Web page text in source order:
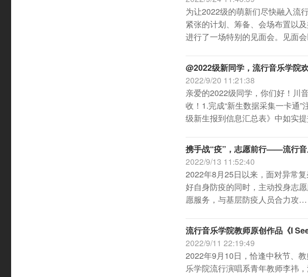
为让2022级的萌新们尽快融入流
紧张的计划、筹备、会场布置以
进行了一场特别的见面会。见面
@2022级新同学，流行音乐学院
2022/9/20 11:21:38
亲爱的2022级同学，你们好！川
收！1.完成“新生数据采集一卡通
级新生报到信息汇总表》中如实
携手战“疫”，志愿前行——流行音
2022/9/13 11:52:40
2022年8月25日以来，面对异常
好自身防疫的同时，主动投身志
愿服务，与基层防疫人员合力攻…
流行音乐学院教师原创作品《I
2022/9/11 22:19:49
2022年9月10日，恰逢中秋节、
乐学院流行演唱系青年教师李祎